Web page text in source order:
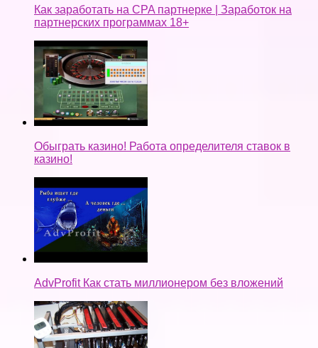
Как заработать на CPA партнерке | Заработок на
партнерских программах 18+
Обыграть казино! Работа определителя ставок в
казино!
AdvProfit Как стать миллионером без вложений